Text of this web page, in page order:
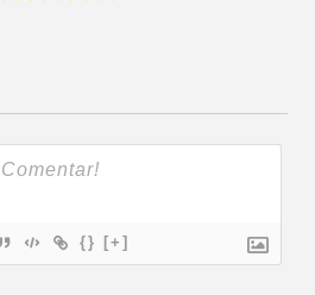
{} [+]